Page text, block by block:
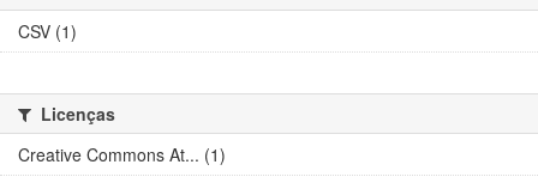
CSV (1)
Licenças
Creative Commons At... (1)